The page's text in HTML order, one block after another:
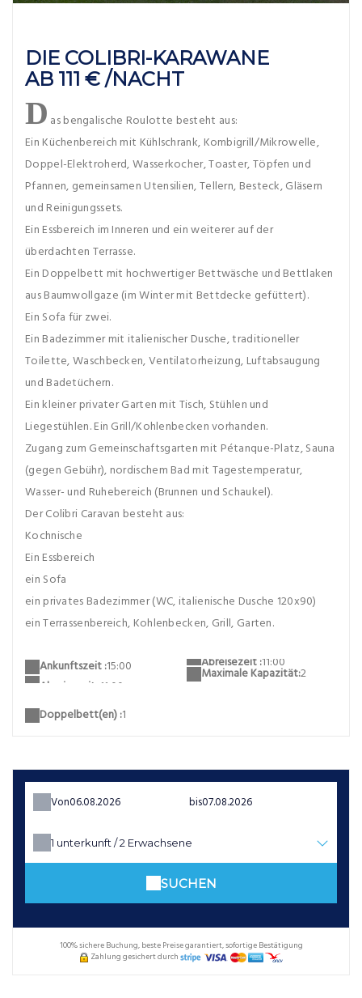
DIE COLIBRI-KARAWANE
AB 111 € /NACHT
D as bengalische Roulotte besteht aus:
Ein Küchenbereich mit Kühlschrank, Kombigrill/Mikrowelle,
Doppel-Elektroherd, Wasserkocher, Toaster, Töpfen und
Pfannen, gemeinsamen Utensilien, Tellern, Besteck, Gläsern
und Reinigungssets.
Ein Essbereich im Inneren und ein weiterer auf der
überdachten Terrasse.
Ein Doppelbett mit hochwertiger Bettwäsche und Bettlaken
aus Baumwollgaze (im Winter mit Bettdecke gefüttert).
Ein Sofa für zwei.
Ein Badezimmer mit italienischer Dusche, traditioneller
Toilette, Waschbecken, Ventilatorheizung, Luftabsaugung
und Badetüchern.
Ein kleiner privater Garten mit Tisch, Stühlen und
Liegestühlen. Ein Grill/Kohlenbecken vorhanden.
Zugang zum Gemeinschaftsgarten mit Pétanque-Platz, Sauna
(gegen Gebühr), nordischem Bad mit Tagestemperatur,
Wasser- und Ruhebereich (Brunnen und Schaukel).
Der Colibri Caravan besteht aus:
Kochnische
Ein Essbereich
ein Sofa
ein privates Badezimmer (WC, italienische Dusche 120x90)
ein Terrassenbereich, Kohlenbecken, Grill, Garten.
Ankunftszeit :15:00 Abreisezeit :11:00
Maximale Kapazität:2
Doppelbett(en) :1
Von bis
1 unterkunft /2 Erwachsene
SUCHEN
100% sichere Buchung, beste Preise garantiert, sofortige Bestätigung
Zahlung gesichert durch